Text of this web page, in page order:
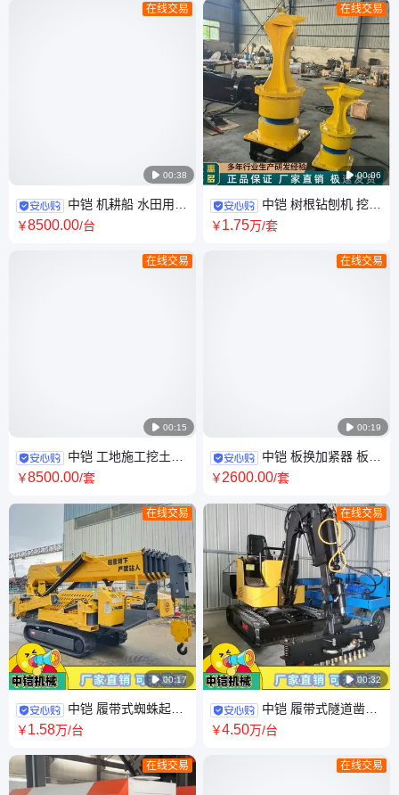
 00:38
在线交易
中铠 机耕船 水田用带
后退档位船耕机 打田机耕田机
￥8500.00/台
 00:15
在线交易
中铠 工地施工挖土方
孔钻 18T挖机改方形孔螺旋钻
￥8500.00/套
 00:17
在线交易
中铠 履带式蜘蛛起重
机 伸缩臂遥控履带吊 油电两用
￥1.58万/台
在线交易
 00:06
在线交易
中铠 树根钻刨机 挖掘
机树根清理机 树墩刨根机
￥1.75万/套
 00:19
在线交易
中铠 板换加紧器 板式
换热器拆装工具 40吨一拖四
￥2600.00/套
 00:32
在线交易
中铠 履带式隧道凿毛
机 机载式桥梁凿毛器 可定制
￥4.50万/台
在线交易